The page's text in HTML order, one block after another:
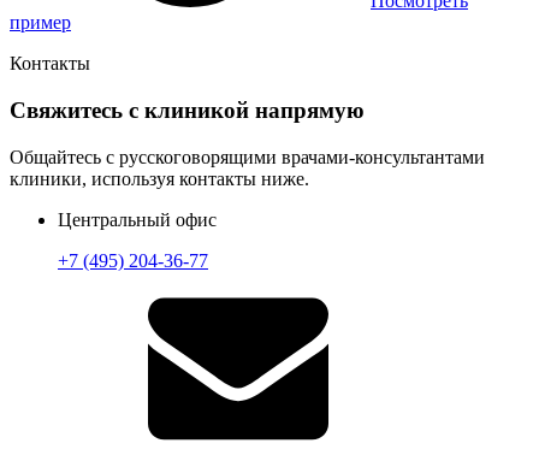
пример
Контакты
Свяжитесь с клиникой напрямую
Общайтесь с русскоговорящими врачами-консультантами
клиники, используя контакты ниже.
Центральный офис
+7 (495) 204-36-77